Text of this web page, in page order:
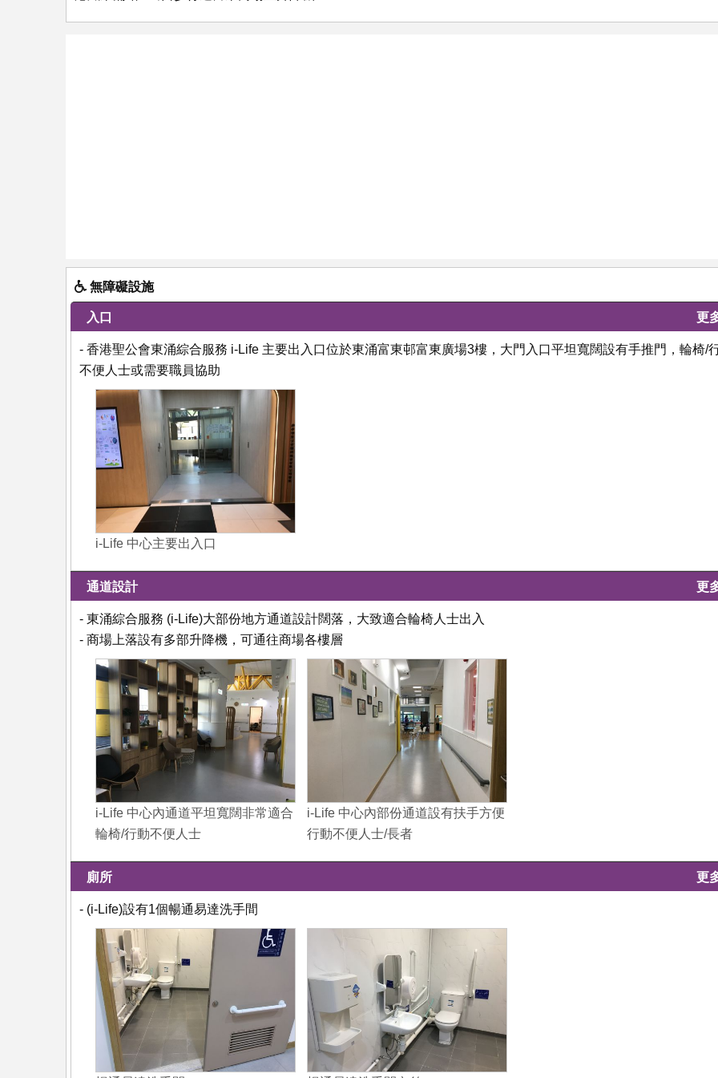
無障礙設施
入口 更
- 香港聖公會東涌綜合服務 i-Life 主要出入口位於東涌富東邨富東廣場3樓，大門入口平坦寬闊設有手推門，輪椅/
不便人士或需要職員協助
i-Life 中心主要出入口
通道設計 更
- 東涌綜合服務 (i-Life)大部份地方通道設計闊落，大致適合輪椅人士出入
- 商場上落設有多部升降機，可通往商場各樓層
i-Life 中心內通道平坦寬闊非常適合
輪椅/行動不便人士
i-Life 中心內部份通道設有扶手方便
行動不便人士/長者
廁所 更
- (i-Life)設有1個暢通易達洗手間